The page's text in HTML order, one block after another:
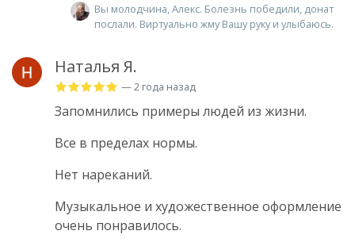
Вы молодчина, Алекс. Болезнь победили, донат
послали. Виртуально жму Вашу руку и улыбаюсь.
Наталья Я.
— 2 года назад
Запомнились примеры людей из жизни.
Все в пределах нормы.
Нет нареканий.
Музыкальное и художественное оформление
очень понравилось.